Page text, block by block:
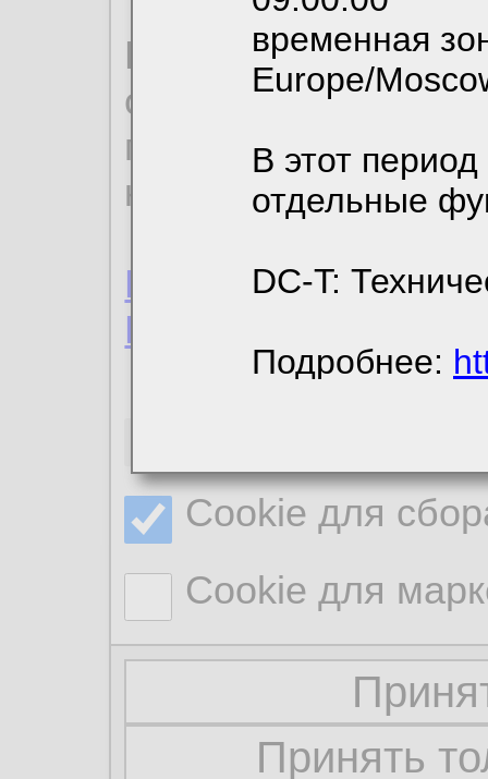
временная
Europe/
В этот
отдельные
DC-T:
Подробнее:
По
ознакомиться с
пользовательским
Пользовательское
Политика
Cookie для
Cookie для